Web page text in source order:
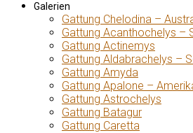
Galerien
Gattung Chelodina –
Gattung Acanthochelys –
Gattung Actinemys
Gattung Aldabrachelys –
Gattung Amyda
Gattung Apalone –
Gattung Astrochelys
Gattung Batagur
Gattung Caretta